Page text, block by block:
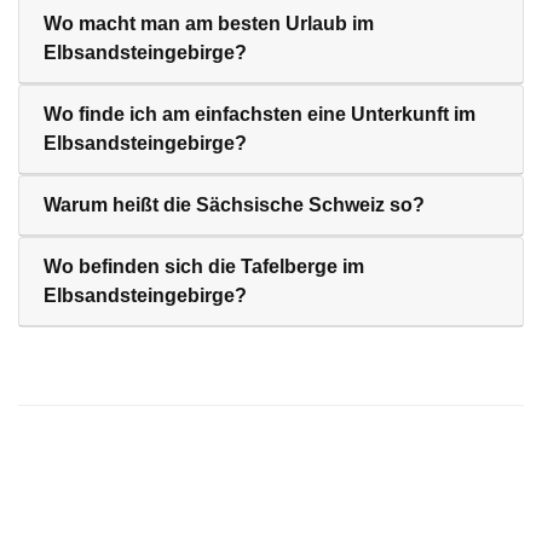
Wo macht man am besten Urlaub im
Elbsandsteingebirge?
Wo finde ich am einfachsten eine Unterkunft im
Elbsandsteingebirge?
Warum heißt die Sächsische Schweiz so?
Wo befinden sich die Tafelberge im
Elbsandsteingebirge?